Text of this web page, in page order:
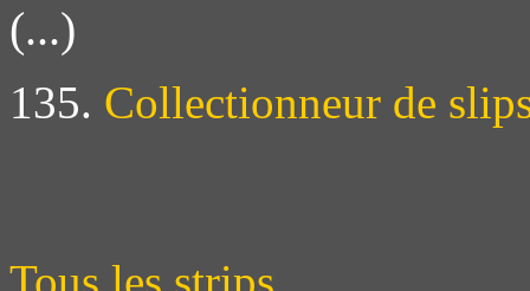
(...)
135. Collectionneur de
Tous les strips